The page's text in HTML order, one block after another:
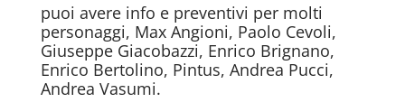
puoi avere info e preventivi per molti
personaggi, Max Angioni, Paolo Cevoli,
Giuseppe Giacobazzi, Enrico Brignano,
Enrico Bertolino, Pintus, Andrea Pucci,
Andrea Vasumi.